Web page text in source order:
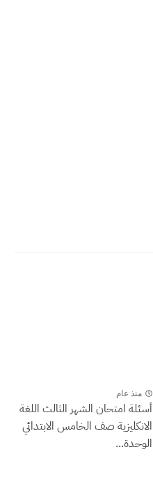
منذ عام
أسئلة امتحان الشهر الثالث اللغة
الانكليزية صف الخامس الابتدائي
الوحدة...